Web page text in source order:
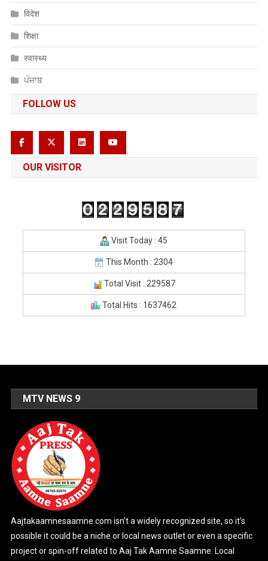
विदेश
शिक्षा
स्वास्थ्य
ਪੰਜਾਬ
FOLLOW US
OUR VISITOR
Visit Today : 45
This Month : 2304
Total Visit : 229587
Total Hits : 1637462
MTV NEWS 9
Aajtakaamnesaamne.com isn’t a widely recognized site, so it’s
possible it could be a niche or local news outlet or even a specific
project or spin-off related to Aaj Tak Aamne Saamne. Local